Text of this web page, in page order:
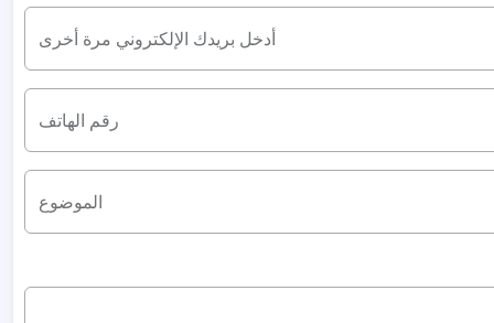
أدخل بريدك الإلكتروني مرة أخرى
رقم الهاتف
الموضوع